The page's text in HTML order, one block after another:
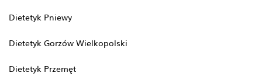
Dietetyk Pniewy
Dietetyk Gorzów Wielkopolski
Dietetyk Przemęt